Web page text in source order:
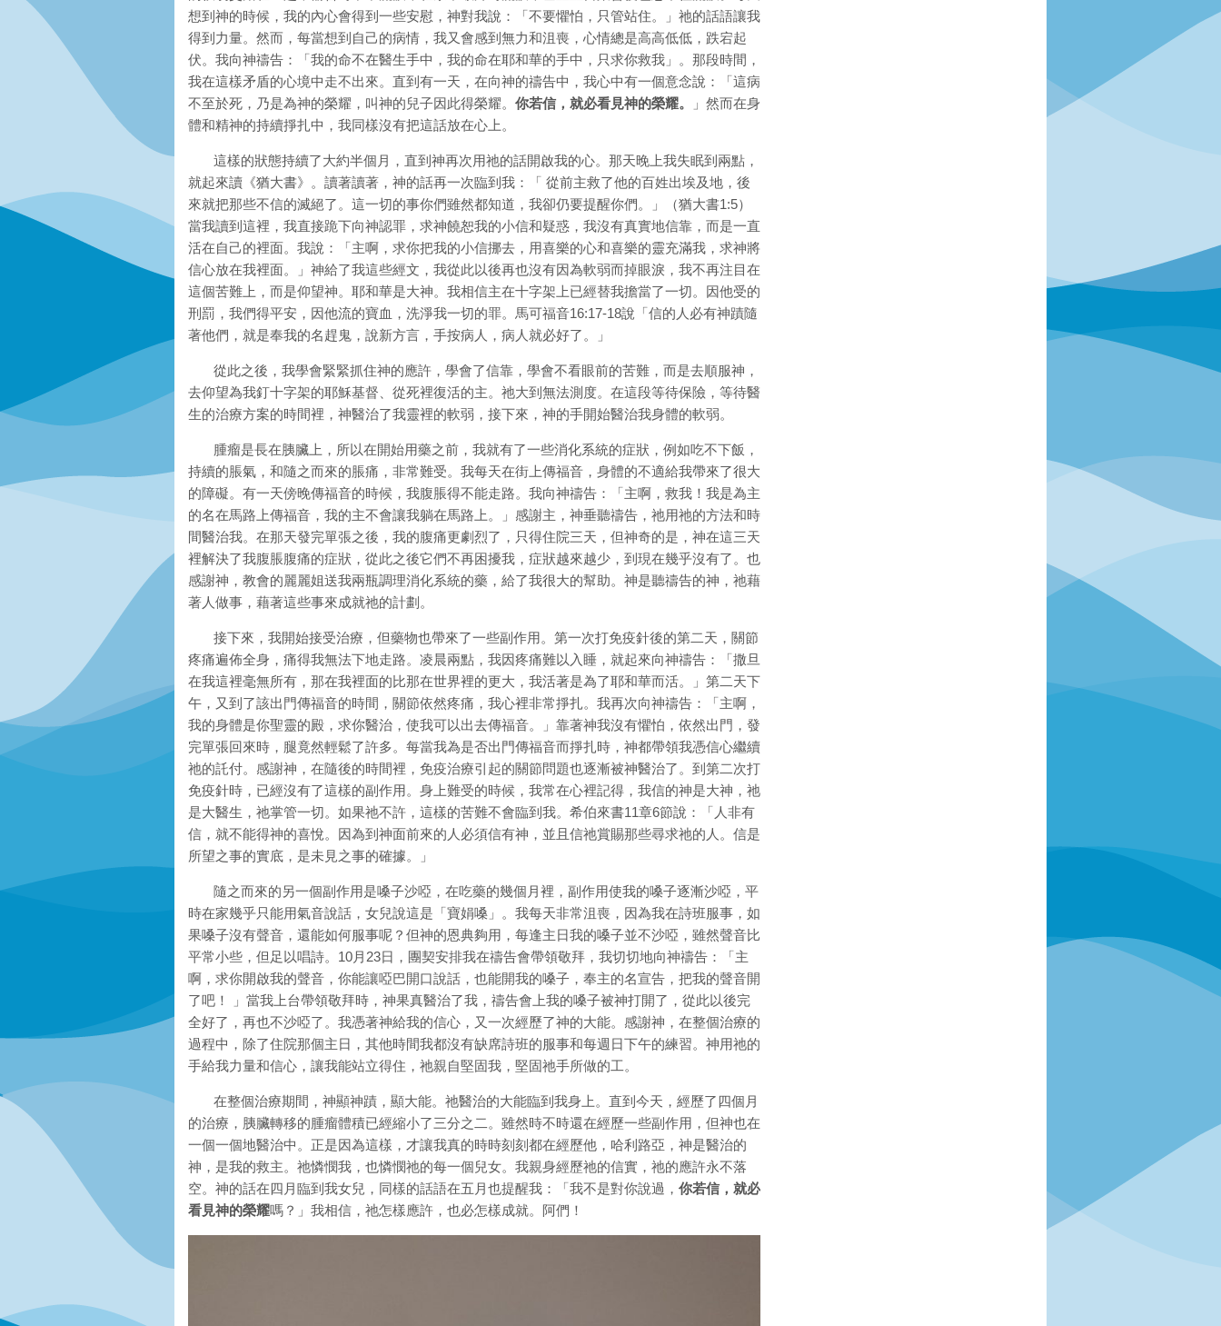
想到神的時候，我的內心會得到一些安慰，神對我說：「不要懼怕，只管站住。」祂的話語讓我
得到力量。然而，每當想到自己的病情，我又會感到無力和沮喪，心情總是高高低低，跌宕起
伏。我向神禱告：「我的命不在醫生手中，我的命在耶和華的手中，只求你救我」。那段時間，
我在這樣矛盾的心境中走不出來。直到有一天，在向神的禱告中，我心中有一個意念說：「這病
不至於死，乃是為神的榮耀，叫神的兒子因此得榮耀。 你若信，就必看見神的榮耀。
」然而在身
體和精神的持續掙扎中，我同樣沒有把這話放在心上。
這樣的狀態持續了大約半個月，直到神再次用祂的話開啟我的心。那天晚上我失眠到兩點，
就起來讀《猶大書》。讀著讀著，神的話再一次臨到我：「 從前主救了他的百姓出埃及地，後
來就把那些不信的滅絕了。這一切的事你們雖然都知道，我卻仍要提醒你們。」（猶大書1:5）
當我讀到這裡，我直接跪下向神認罪，求神饒恕我的小信和疑惑，我沒有真實地信靠，而是一直
活在自己的裡面。我說：「主啊，求你把我的小信挪去，用喜樂的心和喜樂的靈充滿我，求神將
信心放在我裡面。」神給了我這些經文，我從此以後再也沒有因為軟弱而掉眼淚，我不再注目在
這個苦難上，而是仰望神。耶和華是大神。我相信主在十字架上已經替我擔當了一切。因他受的
刑罰，我們得平安，因他流的寶血，洗淨我一切的罪。馬可福音16:17-18說「信的人必有神蹟隨
著他們，就是奉我的名趕鬼，說新方言，手按病人，病人就必好了。」
從此之後，我學會緊緊抓住神的應許，學會了信靠，學會不看眼前的苦難，而是去順服神，
去仰望為我釘十字架的耶穌基督、從死裡復活的主。祂大到無法測度。在這段等待保險，等待醫
生的治療方案的時間裡，神醫治了我靈裡的軟弱，接下來，神的手開始醫治我身體的軟弱。
腫瘤是長在胰臟上，所以在開始用藥之前，我就有了一些消化系統的症狀，例如吃不下飯，
持續的脹氣，和隨之而來的脹痛，非常難受。我每天在街上傳福音，身體的不適給我帶來了很大
的障礙。有一天傍晚傳福音的時候，我腹脹得不能走路。我向神禱告：「主啊，救我！我是為主
的名在馬路上傳福音，我的主不會讓我躺在馬路上。」感謝主，神垂聽禱告，祂用祂的方法和時
間醫治我。在那天發完單張之後，我的腹痛更劇烈了，只得住院三天，但神奇的是，神在這三天
裡解決了我腹脹腹痛的症狀，從此之後它們不再困擾我，症狀越來越少，到現在幾乎沒有了。也
感謝神，教會的麗麗姐送我兩瓶調理消化系統的藥，給了我很大的幫助。神是聽禱告的神，祂藉
著人做事，藉著這些事來成就祂的計劃。
接下來，我開始接受治療，但藥物也帶來了一些副作用。第一次打免疫針後的第二天，關節
疼痛遍佈全身，痛得我無法下地走路。凌晨兩點，我因疼痛難以入睡，就起來向神禱告：「撒旦
在我這裡毫無所有，那在我裡面的比那在世界裡的更大，我活著是為了耶和華而活。」第二天下
午，又到了該出門傳福音的時間，關節依然疼痛，我心裡非常掙扎。我再次向神禱告：「主啊，
我的身體是你聖靈的殿，求你醫治，使我可以出去傳福音。」靠著神我沒有懼怕，依然出門，發
完單張回來時，腿竟然輕鬆了許多。每當我為是否出門傳福音而掙扎時，神都帶領我憑信心繼續
祂的託付。感謝神，在隨後的時間裡，免疫治療引起的關節問題也逐漸被神醫治了。到第二次打
免疫針時，已經沒有了這樣的副作用。身上難受的時候，我常在心裡記得，我信的神是大神，祂
是大醫生，祂掌管一切。如果祂不許，這樣的苦難不會臨到我。希伯來書11章6節說：「人非有
信，就不能得神的喜悅。因為到神面前來的人必須信有神，並且信祂賞賜那些尋求祂的人。信是
所望之事的實底，是未見之事的確據。」
隨之而來的另一個副作用是嗓子沙啞，在吃藥的幾個月裡，副作用使我的嗓子逐漸沙啞，平
時在家幾乎只能用氣音說話，女兒說這是「寶娟嗓」。我每天非常沮喪，因為我在詩班服事，如
果嗓子沒有聲音，還能如何服事呢？但神的恩典夠用，每逢主日我的嗓子並不沙啞，雖然聲音比
平常小些，但足以唱詩。10月23日，團契安排我在禱告會帶領敬拜，我切切地向神禱告：「主
啊，求你開啟我的聲音，你能讓啞巴開口說話，也能開我的嗓子，奉主的名宣告，把我的聲音開
了吧！ 」當我上台帶領敬拜時，神果真醫治了我，禱告會上我的嗓子被神打開了，從此以後完
全好了，再也不沙啞了。我憑著神給我的信心，又一次經歷了神的大能。感謝神，在整個治療的
過程中，除了住院那個主日，其他時間我都沒有缺席詩班的服事和每週日下午的練習。神用祂的
手給我力量和信心，讓我能站立得住，祂親自堅固我，堅固祂手所做的工。
在整個治療期間，神顯神蹟，顯大能。祂醫治的大能臨到我身上。直到今天，經歷了四個月
的治療，胰臟轉移的腫瘤體積已經縮小了三分之二。雖然時不時還在經歷一些副作用，但神也在
一個一個地醫治中。正是因為這樣，才讓我真的時時刻刻都在經歷他，哈利路亞，神是醫治的
神，是我的救主。祂憐憫我，也憐憫祂的每一個兒女。我親身經歷祂的信實，祂的應許永不落
空。神的話在四月臨到我女兒，同樣的話語在五月也提醒我：「我不是對你說過， 你若信，就必
看見神的榮耀嗎？」我相信，祂怎樣應許，也必怎樣成就。阿們！